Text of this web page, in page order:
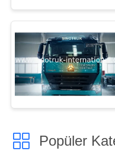
Popüler